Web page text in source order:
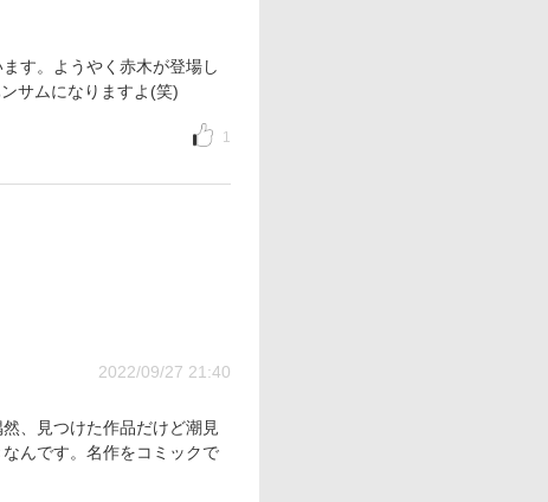
す。ようやく赤木が登場し
サムになりますよ(笑)
1
2022/09/27 21:40
、見つけた作品だけど潮見
んです。名作をコミックで